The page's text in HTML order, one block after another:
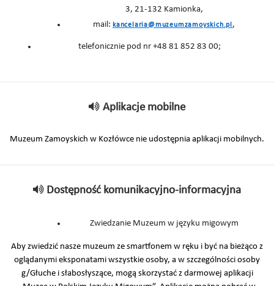
3, 21-132 Kamionka,
mail: kancelaria@muzeumzamoyskich.pl ,
telefonicznie pod nr +48 81 852 83 00;
Aplikacje mobilne
Muzeum Zamoyskich w Kozłówce nie udostępnia aplikacji mobilnych.
Dostępność komunikacyjno-informacyjna
Zwiedzanie Muzeum w języku migowym
Aby zwiedzić nasze muzeum ze smartfonem w ręku i być na bieżąco z
oglądanymi eksponatami wszystkie osoby, a w szczególności osoby
g/Głuche i słabosłyszące, mogą skorzystać z darmowej aplikacji